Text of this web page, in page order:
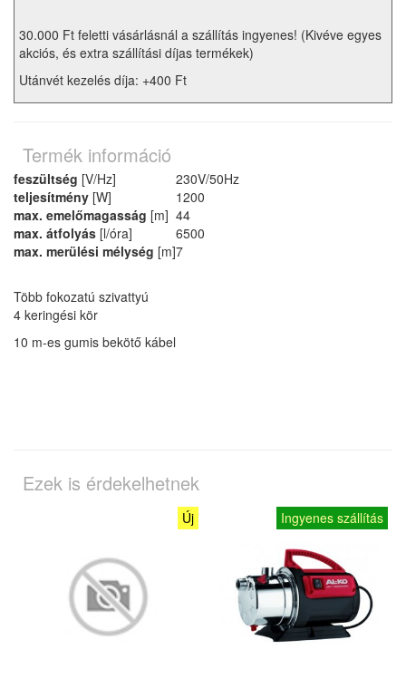
30.000 Ft feletti vásárlásnál a szállítás ingyenes! (Kivéve egyes
akciós, és extra szállítási díjas termékek)
Utánvét kezelés díja: +400 Ft
Termék információ
feszültség [V/Hz]
230V/50Hz
teljesítmény [W]
1200
max. emelőmagasság [m] 44
max. átfolyás [l/óra]
6500
max. merülési mélység [m]7
Több fokozatú szivattyú
4 keringési kör
10 m-es gumis bekötő kábel
Ezek is érdekelhetnek
Új Ingyenes szállítás